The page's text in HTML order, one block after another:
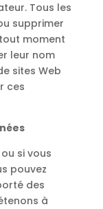
Tous les
supprimer
moment
leur nom
sites Web
ces
si vous
pouvez
des
à